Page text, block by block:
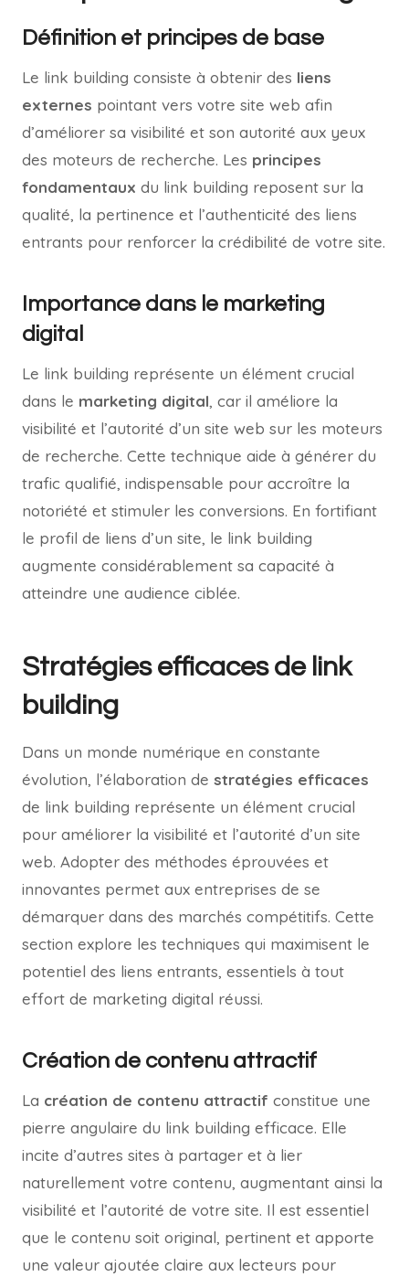
Définition et principes de base
Le link building consiste à obtenir des liens
externes pointant vers votre site web afin
d’améliorer sa visibilité et son autorité aux yeux
des moteurs de recherche. Les principes
fondamentaux du link building reposent sur la
qualité, la pertinence et l’authenticité des liens
entrants pour renforcer la crédibilité de votre site.
Importance dans le marketing
digital
Le link building représente un élément crucial
dans le marketing digital, car il améliore la
visibilité et l’autorité d’un site web sur les moteurs
de recherche. Cette technique aide à générer du
trafic qualifié, indispensable pour accroître la
notoriété et stimuler les conversions. En fortifiant
le profil de liens d’un site, le link building
augmente considérablement sa capacité à
atteindre une audience ciblée.
Stratégies efficaces de link
building
Dans un monde numérique en constante
évolution, l’élaboration de stratégies efficaces
de link building représente un élément crucial
pour améliorer la visibilité et l’autorité d’un site
web. Adopter des méthodes éprouvées et
innovantes permet aux entreprises de se
démarquer dans des marchés compétitifs. Cette
section explore les techniques qui maximisent le
potentiel des liens entrants, essentiels à tout
effort de marketing digital réussi.
Création de contenu attractif
La création de contenu attractif constitue une
pierre angulaire du link building efficace. Elle
incite d’autres sites à partager et à lier
naturellement votre contenu, augmentant ainsi la
visibilité et l’autorité de votre site. Il est essentiel
que le contenu soit original, pertinent et apporte
une valeur ajoutée claire aux lecteurs pour